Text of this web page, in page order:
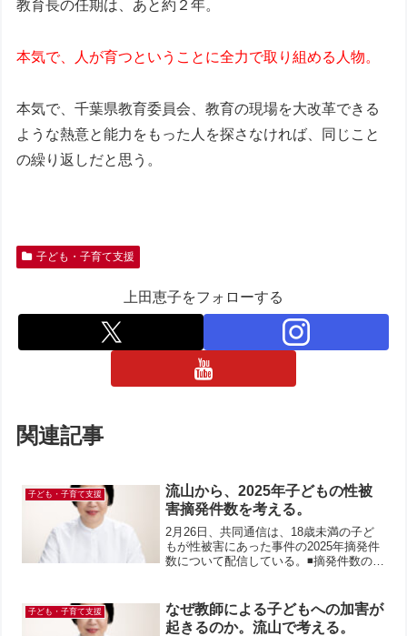
教育長の任期は、あと約２年。
本気で、人が育つということに全力で取り組める人物。
本気で、千葉県教育委員会、教育の現場を大改革できる
ような熱意と能力をもった人を探さなければ、同じこと
の繰り返しだと思う。
子ども・子育て支援
上田恵子をフォローする
関連記事
子ども・子育て支援
流山から、2025年子どもの性被
害摘発件数を考える。
2月26日、共同通信は、18歳未満の子ど
もが性被害にあった事件の2025年摘発件
数について配信している。◾️摘発件数の概
去10年間で最多だったという。児童ポル
ノの...
子ども・子育て支援
なぜ教師による子どもへの加害が
起きるのか。流山で考える。